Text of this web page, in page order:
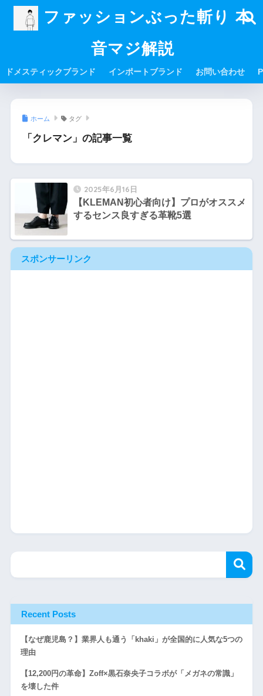
ファッションぶった斬り 本
音マジ解説
ドメスティックブランド インポートブランド お問い合わせ
ホーム タグ
「クレマン」の記事一覧
2025年6月16日
【KLEMAN初心者向け】プロがオススメ
するセンス良すぎる革靴5選
スポンサーリンク
Recent Posts
【なぜ鹿児島？】業界人も通う「khaki」が全国的に人気な5つの
理由
【12,200円の革命】Zoff×黒石奈央子コラボが「メガネの常識」
を壊した件